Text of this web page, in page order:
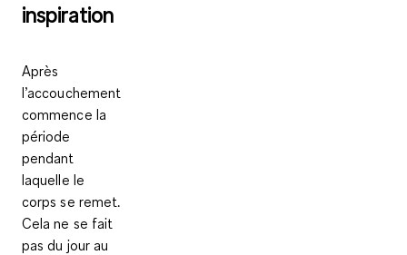
inspiration
Après
l’accouchement
commence la
période
pendant
laquelle le
corps se remet.
Cela ne se fait
pas du jour au